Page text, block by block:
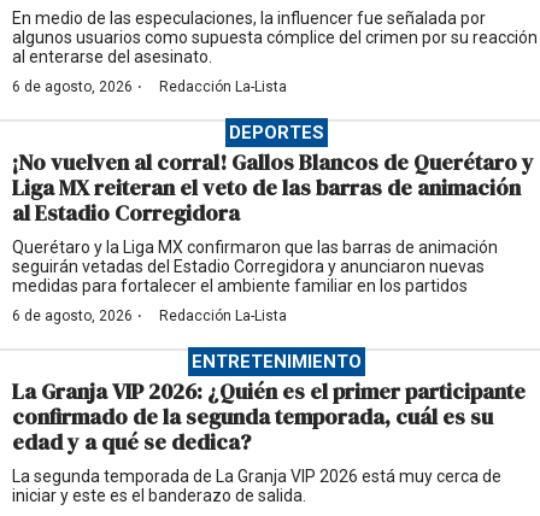
En medio de las especulaciones, la influencer fue señalada por
algunos usuarios como supuesta cómplice del crimen por su reacción
al enterarse del asesinato.
6 de agosto, 2026 · Redacción La-Lista
DEPORTES
¡No vuelven al corral! Gallos Blancos de Querétaro y
Liga MX reiteran el veto de las barras de animación
al Estadio Corregidora
Querétaro y la Liga MX confirmaron que las barras de animación
seguirán vetadas del Estadio Corregidora y anunciaron nuevas
medidas para fortalecer el ambiente familiar en los partidos
6 de agosto, 2026 · Redacción La-Lista
ENTRETENIMIENTO
La Granja VIP 2026: ¿Quién es el primer participante
confirmado de la segunda temporada, cuál es su
edad y a qué se dedica?
La segunda temporada de La Granja VIP 2026 está muy cerca de
iniciar y este es el banderazo de salida.